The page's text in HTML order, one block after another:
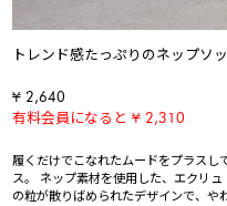
トレンド感たっぷりのネップソ
¥ 2,640
有料会員になると ¥ 2,310
履くだけでこなれたムードをプラスし
ス。 ネップ素材を使用した、エクリ
の粒が散りばめられたデザインで、や